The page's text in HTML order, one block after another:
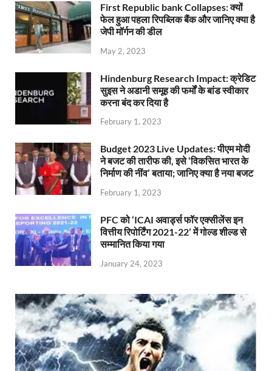
First Republic bank Collapses: क्यों
फेल हुआ पहला रिपब्लिक बैंक और जानिए क्या है
जेपी मॉर्गन की डील
May 2, 2023
Hindenburg Research Impact: क्रेडिट
सुइस ने अडानी समूह की फर्मों के बांड स्वीकार
करना बंद कर दिया है
February 1, 2023
Budget 2023 Live Updates: पीएम मोदी
ने बजट की तारीफ की, इसे ‘विकसित भारत के
निर्माण की नींव’ बताया; जानिए क्या है नया बजट
February 1, 2023
PFC को ‘ICAI अवार्ड्स फॉर एक्सीलेंस इन
वित्तीय रिपोर्टिंग 2021-22’ में गोल्ड शील्ड से
सम्मानित किया गया
January 24, 2023